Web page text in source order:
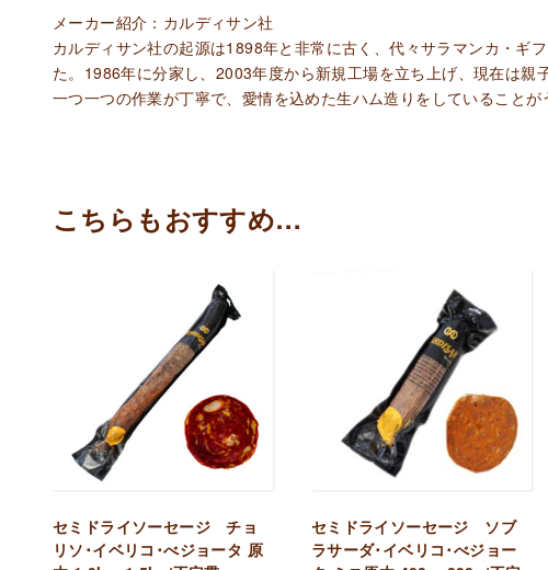
メーカー紹介：カルディサン社
カルディサン社の起源は1898年と非常に古く、代々サラマンカ・ギ
た。1986年に分家し、2003年度から新規工場を立ち上げ、現在は
一つ一つの作業が丁寧で、愛情を込めた生ハム造りをしていることが
こちらもおすすめ…
セミドライソーセージ チョ
リソ･イベリコ･べジョータ 原
セミドライソーセージ ソブ
ラサーダ･イベリコ･べジョー